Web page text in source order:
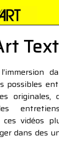
possibles
originales,
des
ces vidéos
dans des